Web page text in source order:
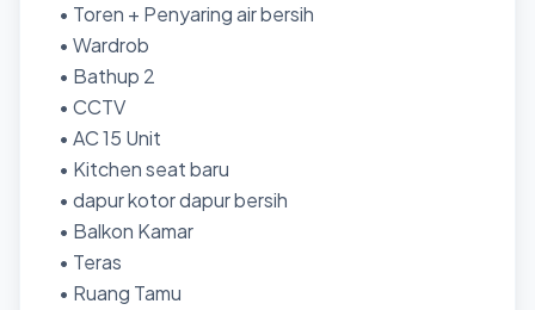
• Toren + Penyaring air bersih
• Wardrob
• Bathup 2
• CCTV
• AC 15 Unit
• Kitchen seat baru
• dapur kotor dapur bersih
• Balkon Kamar
• Teras
• Ruang Tamu